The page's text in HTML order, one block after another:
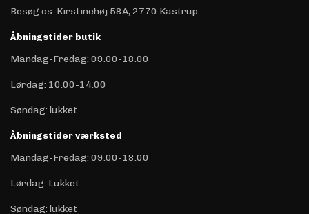
Besøg os: Kirstinehøj 58A, 2770 Kastrup
Åbningstider butik
Mandag-Fredag: 09.00-18.00
Lørdag: 10.00-14.00
Søndag: lukket
Åbningstider værksted
Mandag-Fredag: 09.00-18.00
Lørdag: Lukket
Søndag: lukket